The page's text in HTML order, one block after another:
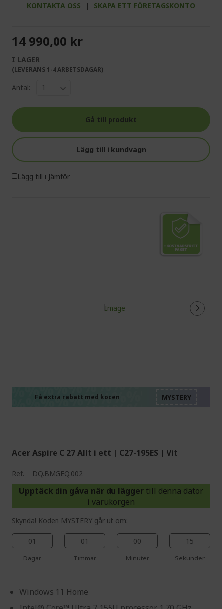
KONTAKTA OSS | SKAPA ETT FÖRETAGSKONTO
14 990,00 kr
I LAGER
(LEVERANS 1-4 ARBETSDAGAR)
Antal:
Gå till produkt
Lägg till i kundvagn
Lägg till i Jämför
Få extra rabatt med koden
Acer Aspire C 27 Allt i ett | C27-195ES | Vit
Ref. DQ.BMGEQ.002
Upptäck din gåva när du lägger till denna dator
i varukorgen
Skynda! Koden MYSTERY går ut om:
01
Dagar
01
Timmar
00
Minuter
14
Sekunder
Windows 11 Home